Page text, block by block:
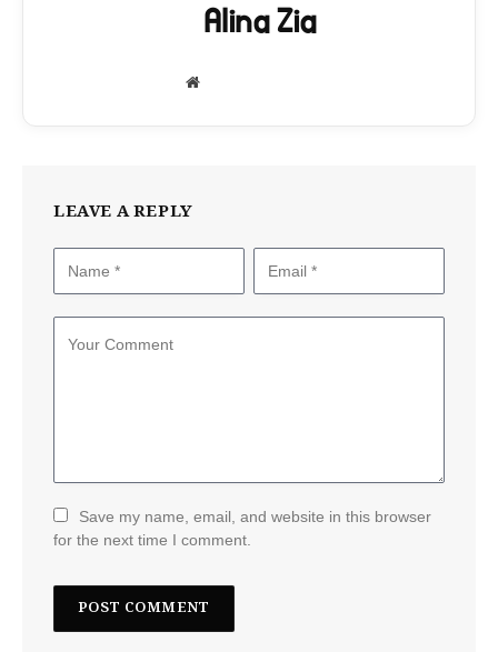
Alina Zia
Website
LEAVE A REPLY
Save my name, email, and website in this browser
for the next time I comment.